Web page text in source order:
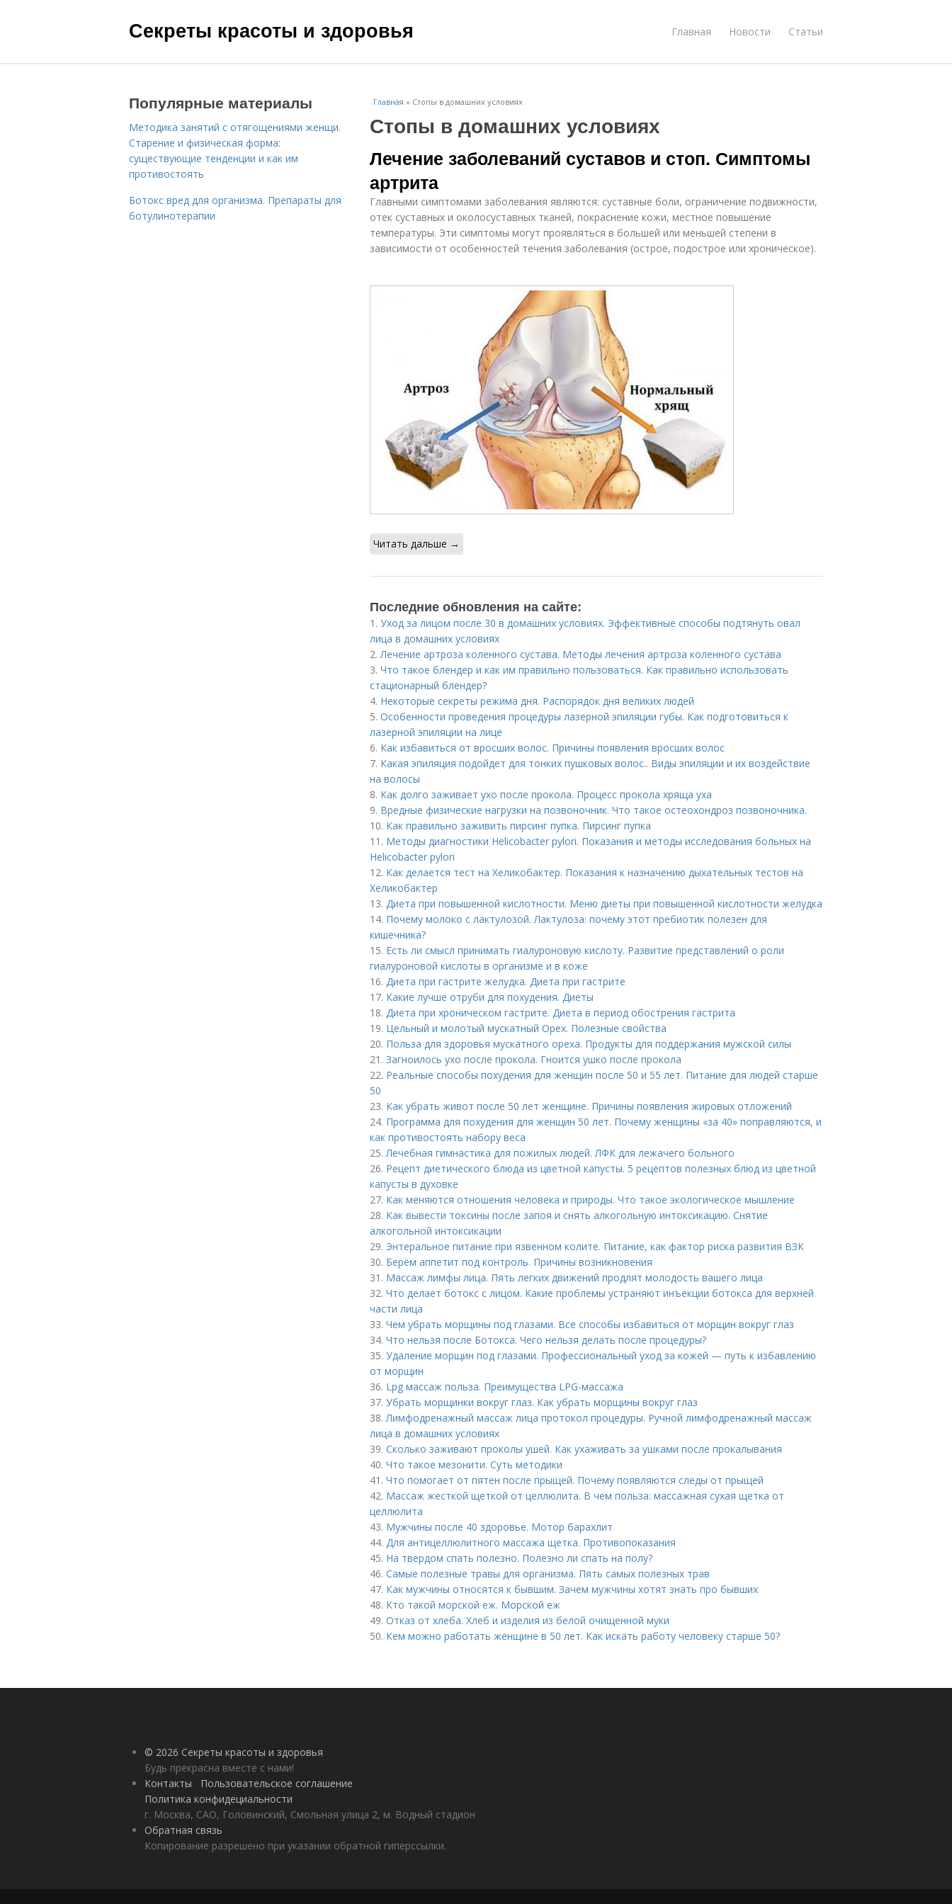
Секреты красоты и здоровья Главная Новости Статьи
Главная » Стопы в домашних условиях
Стопы в домашних условиях
Лечение заболеваний суставов и стоп. Симптомы
артрита
Главными симптомами заболевания являются: суставные боли, ограничение подвижности,
отек суставных и околосуставных тканей, покраснение кожи, местное повышение
температуры. Эти симптомы могут проявляться в большей или меньшей степени в
зависимости от особенностей течения заболевания (острое, подострое или хроническое).
Читать дальше →
Последние обновления на сайте:
1. Уход за лицом после 30 в домашних условиях. Эффективные способы подтянуть овал
лица в домашних условиях
2.Лечение артроза коленного сустава. Методы лечения артроза коленного сустава
3. Что такое блендер и как им правильно пользоваться. Как правильно использовать
стационарный блендер?
4. Некоторые секреты режима дня. Распорядок дня великих людей
5. Особенности проведения процедуры лазерной эпиляции губы. Как подготовиться к
лазерной эпиляции на лице
6. Как избавиться от вросших волос. Причины появления вросших волос
7. Какая эпиляция подойдет для тонких пушковых волос.. Виды эпиляции и их воздействие
на волосы
8. Как долго заживает ухо после прокола. Процесс прокола хряща уха
9. Вредные физические нагрузки на позвоночник. Что такое остеохондроз позвоночника.
10. Как правильно заживить пирсинг пупка. Пирсинг пупка
11. Методы диагностики Helicobacter pylori. Показания и методы исследования больных на
Helicobacter pylori
12. Как делается тест на Хеликобактер. Показания к назначению дыхательных тестов на
Хеликобактер
13. Диета при повышенной кислотности. Меню диеты при повышенной кислотности желудка
14. Почему молоко с лактулозой. Лактулоза: почему этот пребиотик полезен для
кишечника?
15. Есть ли смысл принимать гиалуроновую кислоту. Развитие представлений о роли
гиалуроновой кислоты в организме и в коже
16. Диета при гастрите желудка. Диета при гастрите
17. Какие лучше отруби для похудения. Диеты
18. Диета при хроническом гастрите. Диета в период обострения гастрита
19. Цельный и молотый мускатный Орех. Полезные свойства
20. Польза для здоровья мускатного ореха. Продукты для поддержания мужской силы
21. Загноилось ухо после прокола. Гноится ушко после прокола
22. Реальные способы похудения для женщин после 50 и 55 лет. Питание для людей старше
50
23. Как убрать живот после 50 лет женщине. Причины появления жировых отложений
24. Программа для похудения для женщин 50 лет. Почему женщины «за 40» поправляются, и
как противостоять набору веса
25.Лечебная гимнастика для пожилых людей. ЛФК для лежачего больного
26. Рецепт диетического блюда из цветной капусты. 5 рецептов полезных блюд из цветной
капусты в духовке
27. Как меняются отношения человека и природы. Что такое экологическое мышление
28. Как вывести токсины после запоя и снять алкогольную интоксикацию. Снятие
алкогольной интоксикации
29. Энтеральное питание при язвенном колите. Питание, как фактор риска развития ВЗК
30. Берём аппетит под контроль. Причины возникновения
31. Массаж лимфы лица. Пять легких движений продлят молодость вашего лица
32. Что делает ботокс с лицом. Какие проблемы устраняют инъекции ботокса для верхней
части лица
33. Чем убрать морщины под глазами. Все способы избавиться от морщин вокруг глаз
34. Что нельзя после Ботокса. Чего нельзя делать после процедуры?
35. Удаление морщин под глазами. Профессиональный уход за кожей — путь к избавлению
от морщин
36. Lpg массаж польза. Преимущества LPG-массажа
37. Убрать морщинки вокруг глаз. Как убрать морщины вокруг глаз
38.Лимфодренажный массаж лица протокол процедуры. Ручной лимфодренажный массаж
лица в домашних условиях
39. Сколько заживают проколы ушей. Как ухаживать за ушками после прокалывания
40. Что такое мезонити. Суть методики
41. Что помогает от пятен после прыщей. Почему появляются следы от прыщей
42. Массаж жесткой щеткой от целлюлита. В чем польза: массажная сухая щетка от
целлюлита
43. Мужчины после 40 здоровье. Мотор барахлит
44. Для антицеллюлитного массажа щетка. Противопоказания
45. На твердом спать полезно. Полезно ли спать на полу?
46. Самые полезные травы для организма. Пять самых полезных трав
47. Как мужчины относятся к бывшим. Зачем мужчины хотят знать про бывших
48. Кто такой морской еж. Морской еж
49. Отказ от хлеба. Хлеб и изделия из белой очищенной муки
50. Кем можно работать женщине в 50 лет. Как искать работу человеку старше 50?
Популярные материалы
Методика занятий с отягощениями женщи.
Старение и физическая форма:
существующие тенденции и как им
противостоять
Ботокс вред для организма. Препараты для
ботулинотерапии
© 2026 Секреты красоты и здоровья
Будь прекрасна вместе с нами!
Контакты
Пользовательское соглашение
Политика конфидециальности
г. Москва, САО, Головинский, Смольная улица 2, м. Водный стадион
Обратная связь
Копирование разрешено при указании обратной гиперссылки.